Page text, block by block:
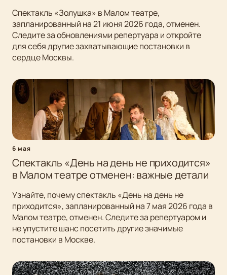
Спектакль «Золушка» в Малом театре,
запланированный на 21 июня 2026 года, отменен.
Следите за обновлениями репертуара и откройте
для себя другие захватывающие постановки в
сердце Москвы.
6 мая
Спектакль «День на день не приходится»
в Малом театре отменен: важные детали
Узнайте, почему спектакль «День на день не
приходится», запланированный на 7 мая 2026 года в
Малом театре, отменен. Следите за репертуаром и
не упустите шанс посетить другие значимые
постановки в Москве.